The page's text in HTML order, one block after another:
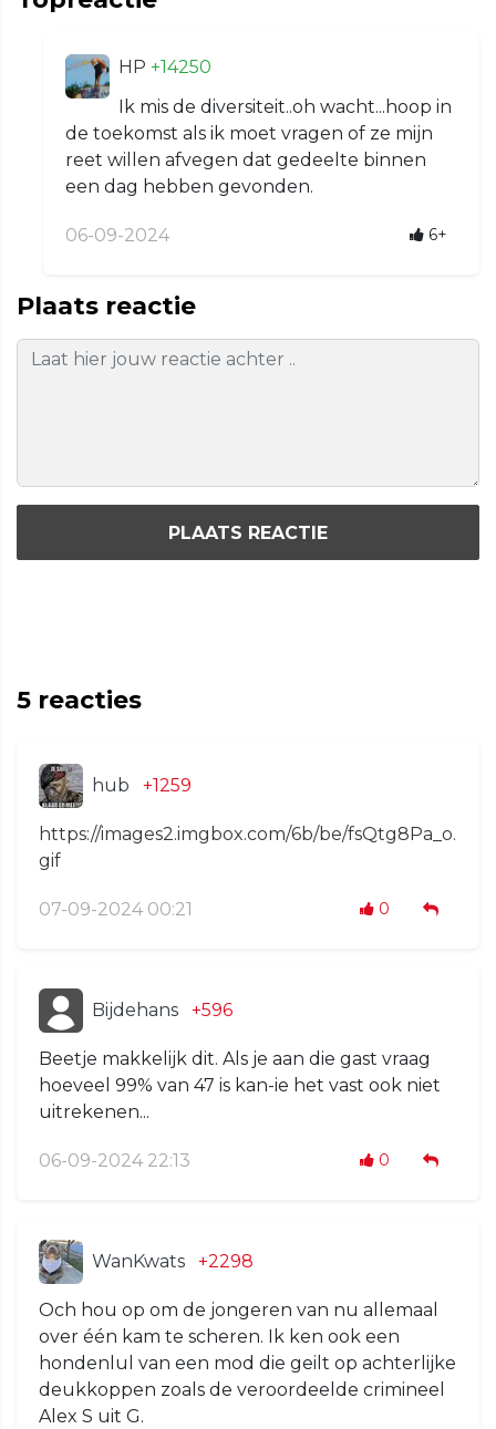
HP +14250
Ik mis de diversiteit..oh wacht...hoop in
de toekomst als ik moet vragen of ze mijn
reet willen afvegen dat gedeelte binnen
een dag hebben gevonden.
06-09-2024 6+
Plaats reactie
PLAATS REACTIE
5 reacties
hub +1259
https://images2.imgbox.com/6b/be/fsQtg8Pa_o.
gif
07-09-2024 00:21 0
Bijdehans +596
Beetje makkelijk dit. Als je aan die gast vraag
hoeveel 99% van 47 is kan-ie het vast ook niet
uitrekenen...
06-09-2024 22:13 0
WanKwats +2298
Och hou op om de jongeren van nu allemaal
over één kam te scheren. Ik ken ook een
hondenlul van een mod die geilt op achterlijke
deukkoppen zoals de veroordeelde crimineel
Alex S uit G.